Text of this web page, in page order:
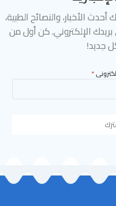
الأخبار، والنصائح الطبية،
الإلكتروني. كن أول من
جديد!
*